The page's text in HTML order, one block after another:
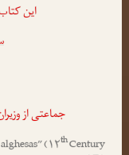
این کتاب
جماعتی از
” (۱۲thCentury